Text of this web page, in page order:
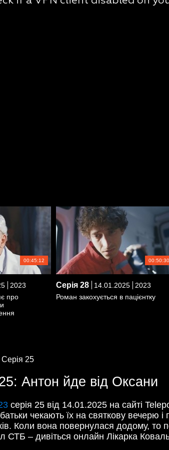
00:45:12
2023
про
00:50:30
Серія 28 14.01.2025
2023
Роман закохується в пацієнтку
Серія 25
Антон йде від Оксани
серія 25 від 14.01.2025 на сайті
чекають їх на святкову вечерю
Коли вона повернулася додому, то
СТБ – дивіться онлайн Лікарка